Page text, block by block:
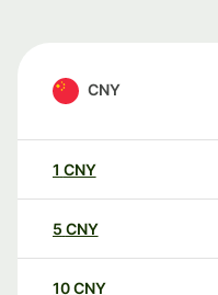
CNY
1 CNY
5 CNY
10CNY